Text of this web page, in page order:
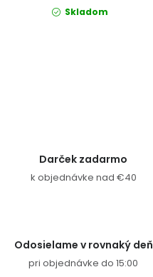
Skladom
Darček zadarmo
k objednávke nad €40
Odosielame v rovnaký deň
pri objednávke do 15:00